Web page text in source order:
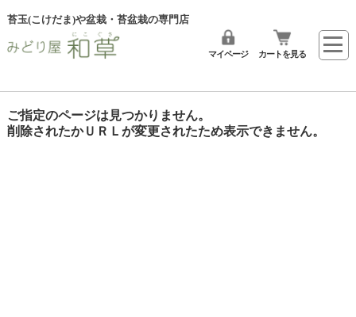
苔玉(こけだま)や盆栽・苔盆栽の専門店
マイページ カートを見る
ご指定のページは見つかりません。
削除されたかＵＲＬが変更されたため表示できません。